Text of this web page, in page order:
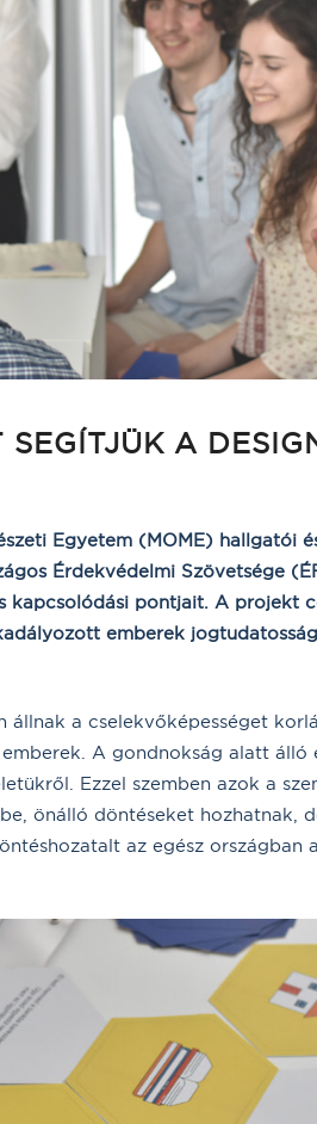
A
Egyetem (MOME) hallgatói
Érdekvédelmi Szövetsége
kapcsolódási pontjait. A projekt
emberek
állnak a cselekvőképességet
A gondnokság alatt álló
Ezzel szemben azok a
önálló döntéseket hozhatnak,
az egész országban